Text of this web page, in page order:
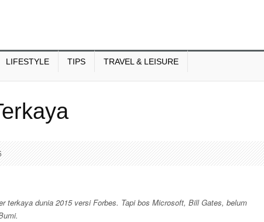
LIFESTYLE TIPS TRAVEL & LEISURE
terkaya dunia 2015 versi Forbes. Tapi bos Microsoft, Bill Gates, belum